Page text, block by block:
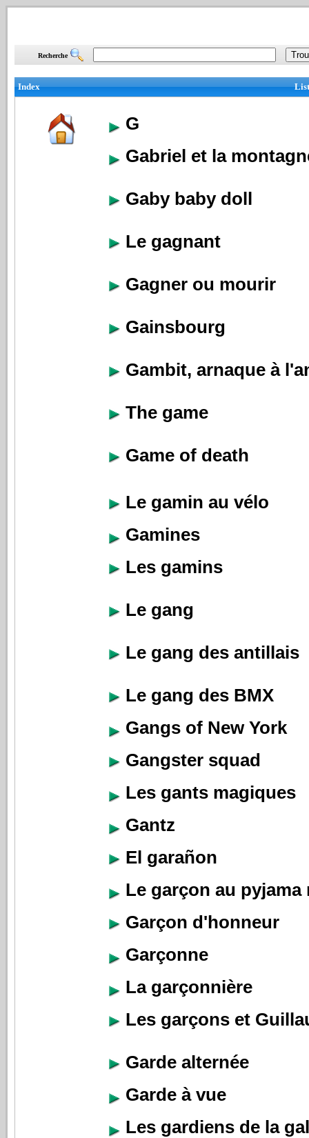
Recherche
Index
G
Gabriel et la
Gaby baby doll
Le gagnant
Gagner ou mourir
Gainsbourg
Gambit, arnaque à
The game
Game of death
Le gamin au vélo
Gamines
Les gamins
Le gang
Le gang des antillais
Le gang des BMX
Gangs of New York
Gangster squad
Les gants magiques
Gantz
El garañon
Le garçon au pyjama
Garçon d'honneur
Garçonne
La garçonnière
Les garçons et
Garde alternée
Garde à vue
Les gardiens de la